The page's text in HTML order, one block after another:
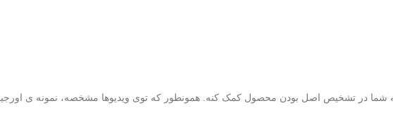
به شما در تشخیص اصل بودن محصول کمک کنه. همونطور که توی ویدیوها مشخصه، نمونه ی